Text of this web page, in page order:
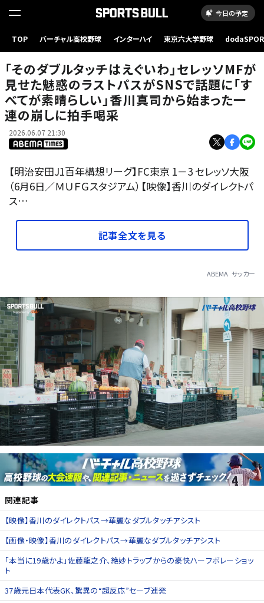
今日の予定
TOP バーチャル高校野球 インターハイ 東京六大学野球
「そのダブルタッチはえぐいわ」セレッソMFが
見せた魅惑のラストパスがSNSで話題に「す
べてが素晴らしい」香川真司から始まった一
連の崩しに拍手喝采
2026.06.07 21:30
【明治安田J1百年構想リーグ】FC東京 1－3 セレッソ大阪
（6月6日／ＭＵＦＧスタジアム）【映像】香川のダイレクトパ
ス…
記事全文を見る
ABEMA サッカー
関連記事
【映像】香川のダイレクトパス→華麗なダブルタッチアシスト
【画像・映像】香川のダイレクトパス→華麗なダブルタッチアシスト
「本当に19歳かよ」佐藤龍之介、絶妙トラップからの豪快ハーフボレーショッ
ト
37歳元日本代表GK、驚異の“超反応”セーブ連発